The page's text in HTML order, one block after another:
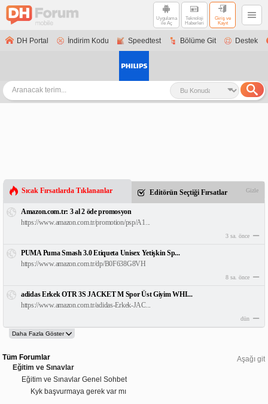
Uygulama
ile Aç
Teknoloji
Haberleri
Giriş ve
Kayıt
DH Portal İndirim Kodu Speedtest Bölüme Git Destek
Sıcak Fırsatlarda Tıklananlar Editörün Seçtiği Fırsatlar Gizle
Amazon.com.tr: 3 al 2 öde promosyon
https://www.amazon.com.tr/promotion/psp/A1...
3 sa. önce
PUMA Puma Smash 3.0 Etiqueta Unisex Yetişkin Sp...
https://www.amazon.com.tr/dp/B0F638G8VH
8 sa. önce
adidas Erkek OTR 3S JACKET M Spor Üst Giyim WHI...
https://www.amazon.com.tr/adidas-Erkek-JAC...
dün
Aşağı git
Tüm Forumlar
Eğitim ve Sınavlar
Eğitim ve Sınavlar Genel Sohbet
Kyk başvurmaya gerek var mı